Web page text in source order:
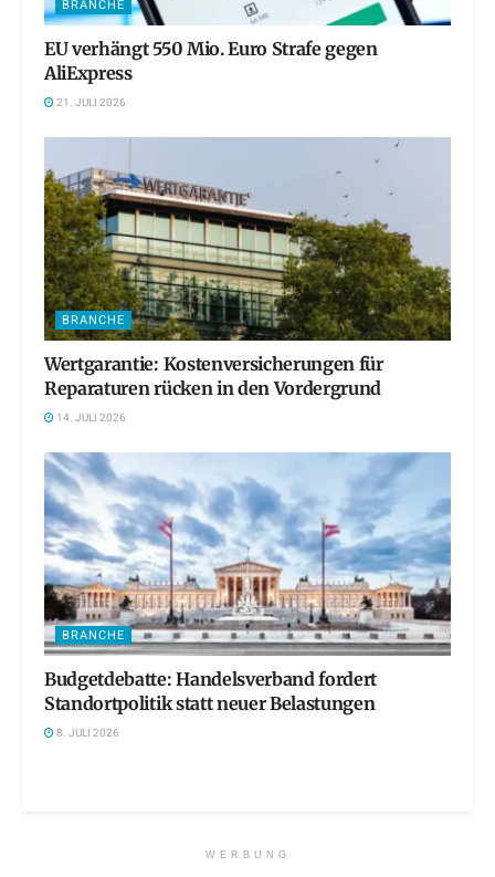
BRANCHE
EU verhängt 550 Mio. Euro Strafe gegen
AliExpress
21. JULI 2026
BRANCHE
Wertgarantie: Kostenversicherungen für
Reparaturen rücken in den Vordergrund
14. JULI 2026
BRANCHE
Budgetdebatte: Handelsverband fordert
Standortpolitik statt neuer Belastungen
8. JULI 2026
WERBUNG